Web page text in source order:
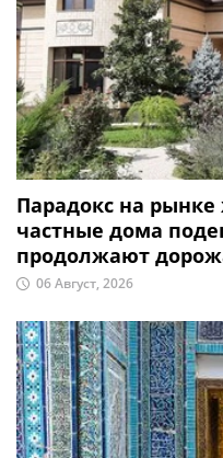
Парадокс на
частные дома
продолжают
06 Август, 2026